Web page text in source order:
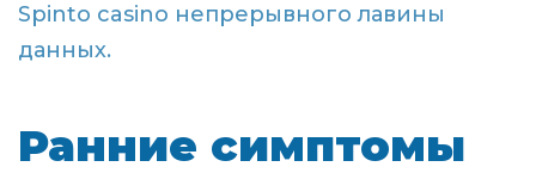
Spinto casino непрерывного лавины
данных.
Ранние симптомы